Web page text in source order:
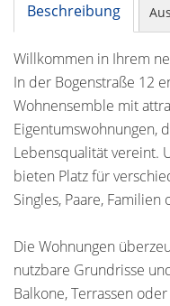
Beschreibung
Willkommen in Ihrem
In der Bogenstraße 12
Wohnensemble mit
Eigentumswohnungen,
Lebensqualität vereint.
bieten Platz für
Singles, Paare,
Die Wohnungen
nutzbare Grundrisse
Balkone, Terrassen